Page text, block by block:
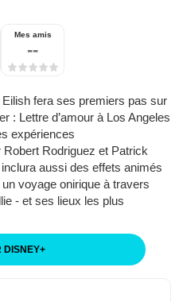
Mes amis
--
fera ses premiers pas sur
: Lettre d’amour à Los Angeles
expériences
Rodriguez et Patrick
aussi des effets animés
voyage onirique à travers
- et ses lieux les plus
DISNEY+